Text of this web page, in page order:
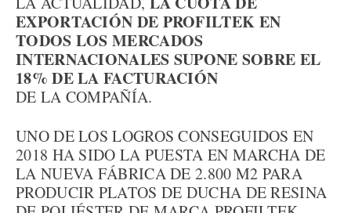
EXPORTACIÓN DE PROFILTEK EN
TODOS LOS MERCADOS
INTERNACIONALES SUPONE SOBRE EL
18% DE LA FACTURACIÓN
DE LA COMPAÑÍA.
UNO DE LOS LOGROS CONSEGUIDOS EN
2018 HA SIDO LA PUESTA EN MARCHA DE
LA NUEVA FÁBRICA DE 2.800 M2 PARA
PRODUCIR PLATOS DE DUCHA DE RESINA